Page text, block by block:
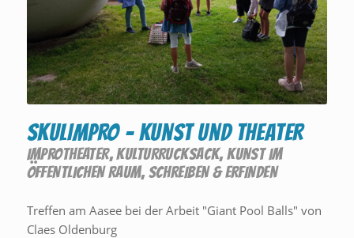
SKULIMPRO – Kunst und Theater
IMPROTHEATER,KULTURRUCKSACK,KUNST IM
ÖFFENTLICHEN RAUM, SCHREIBEN & ERFINDEN
Treffen am Aasee bei der Arbeit "Giant Pool Balls" von
Claes Oldenburg